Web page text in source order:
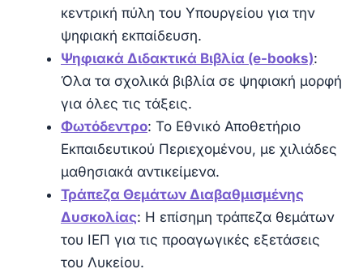
κεντρική πύλη του Υπουργείου για την
ψηφιακή εκπαίδευση.
Ψηφιακά Διδακτικά Βιβλία (e-books):
Όλα τα σχολικά βιβλία σε ψηφιακή μορφή
για όλες τις τάξεις.
Φωτόδεντρο: Το Εθνικό Αποθετήριο
Εκπαιδευτικού Περιεχομένου, με χιλιάδες
μαθησιακά αντικείμενα.
Τράπεζα Θεμάτων Διαβαθμισμένης
Δυσκολίας: Η επίσημη τράπεζα θεμάτων
του ΙΕΠ για τις προαγωγικές εξετάσεις
του Λυκείου.